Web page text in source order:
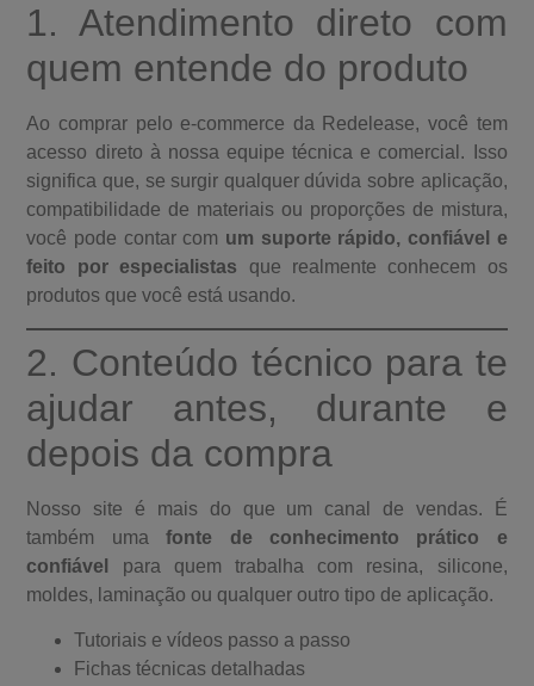
1. Atendimento direto com
quem entende do produto
Ao comprar pelo e-commerce da Redelease, você tem
acesso direto à nossa equipe técnica e comercial. Isso
significa que, se surgir qualquer dúvida sobre aplicação,
compatibilidade de materiais ou proporções de mistura,
você pode contar com um suporte rápido, confiável e
feito por especialistas que realmente conhecem os
produtos que você está usando.
2. Conteúdo técnico para te
ajudar antes, durante e
depois da compra
Nosso site é mais do que um canal de vendas. É
também umafonte de conhecimento prático e
confiável
para quem trabalha com resina, silicone,
moldes, laminação ou qualquer outro tipo de aplicação.
Tutoriais e vídeos passo a passo
Fichas técnicas detalhadas